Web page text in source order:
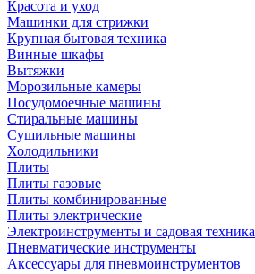
Красота и уход
Машинки для стрижки
Крупная бытовая техника
Винные шкафы
Вытяжки
Морозильные камеры
Посудомоечные машины
Стиральные машины
Сушильные машины
Холодильники
Плиты
Плиты газовые
Плиты комбинированные
Плиты электрические
Электроинструменты и садовая техника
Пневматические инструменты
Аксессуары для пневмоинструментов